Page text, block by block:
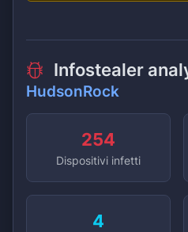
Infostealer
HudsonRock
254
Dispositivi infetti
4